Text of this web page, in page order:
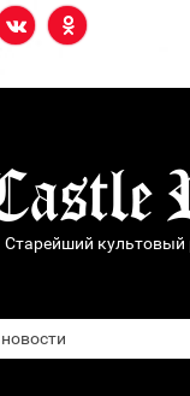
Старейший культовый